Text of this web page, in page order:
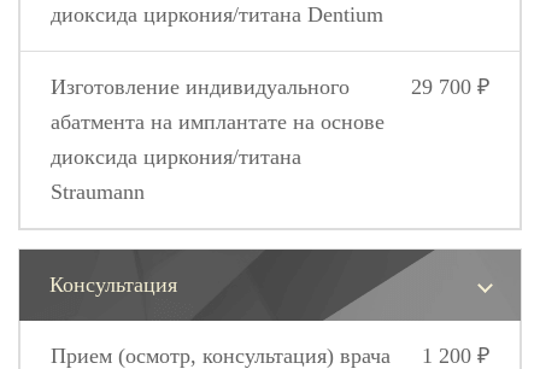
диоксида циркония/титана Dentium
Изготовление индивидуального
абатмента на имплантате на основе
диоксида циркония/титана
Straumann
29 700 ₽
Консультация
Прием (осмотр, консультация) врача
1 200 ₽